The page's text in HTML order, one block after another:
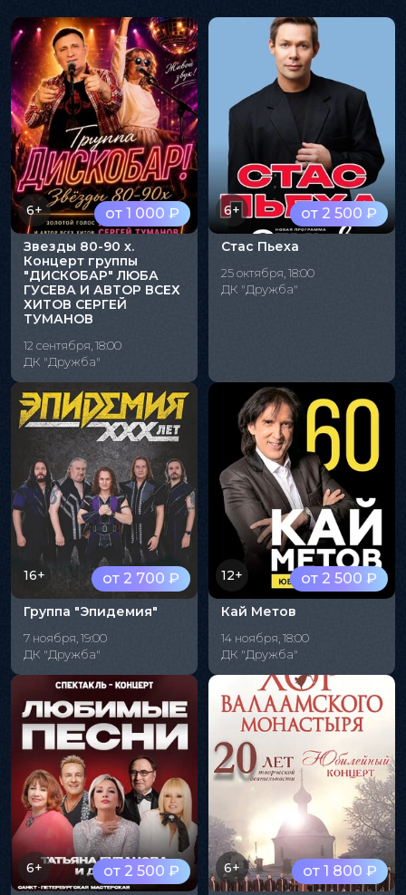
от 1 000 ₽
6+
Звезды 80-90 х.
Концерт группы
"ДИСКОБАР" ЛЮБА
ГУСЕВА И АВТОР ВСЕХ
ХИТОВ СЕРГЕЙ
ТУМАНОВ
12 сентября, 18:00
ДК "Дружба"
от 2 500 ₽
6+
Стас Пьеха
25 октября, 18:00
ДК "Дружба"
от 2 700 ₽
16+
Группа "Эпидемия"
7 ноября, 19:00
ДК "Дружба"
от 2 500 ₽
12+
Кай Метов
14 ноября, 18:00
ДК "Дружба"
от 2 500 ₽
6+ от 1 800 ₽
6+